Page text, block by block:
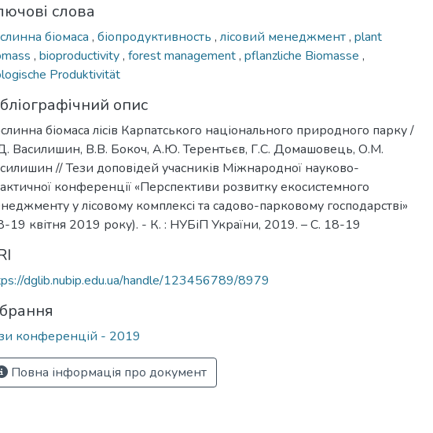
слова
біомаса , біопродуктивность , лісовий менеджмент, plant
, bioproductivity, forest management, pflanzliche Biomasse ,
Produktivität
опис
біомаса лісів Карпатського національного природного парку /
Василишин, В.В. Бокоч, А.Ю. Терентьєв, Г.С. Домашовець, О.М.
// Тези доповідей учасників Міжнародної науково-
конференції «Перспективи розвитку екосистемного
у лісовому комплексі та садово-парковому господарстві»
19 квітня 2019 року). - К. : НУБіП України, 2019. – С. 18-19
dglib.nubip.edu.ua/handle/123456789/8979
конференцій - 2019
Повна інформація про документ